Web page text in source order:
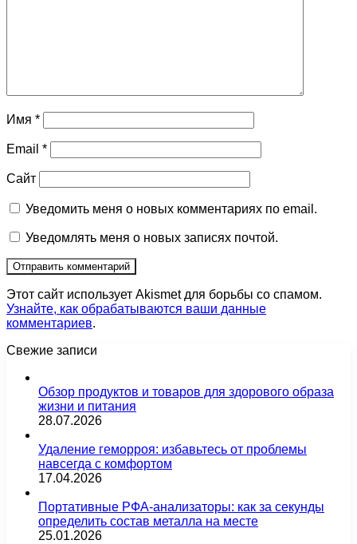
Имя *
Email *
Сайт
Уведомить меня о новых комментариях по email.
Уведомлять меня о новых записях почтой.
Этот сайт использует Akismet для борьбы со спамом.
Узнайте, как обрабатываются ваши данные
комментариев.
Свежие записи
Обзор продуктов и товаров для здорового образа
жизни и питания
28.07.2026
Удаление геморроя: избавьтесь от проблемы
навсегда с комфортом
17.04.2026
Портативные РФА-анализаторы: как за секунды
определить состав металла на месте
25.01.2026